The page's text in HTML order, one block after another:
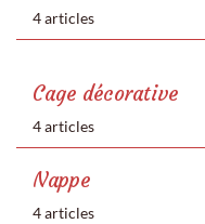
4 articles
Cage décorative
4 articles
Nappe
4 articles